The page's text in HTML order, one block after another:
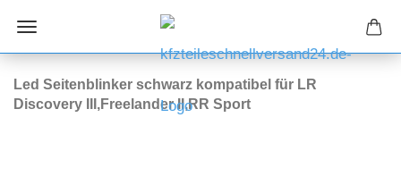
Led Seitenblinker schwarz kompatibel für LR
Discovery III,Freelander II,RR Sport